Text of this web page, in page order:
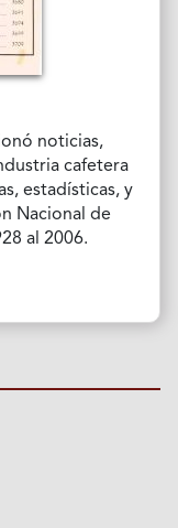
noticias,
cafetera
estadísticas, y
Nacional de
al 2006.